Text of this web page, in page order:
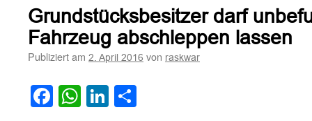
Grundstücksbesitzer darf
Fahrzeug abschleppen lassen
Publiziert am 2. April 2016 von raskwar
Facebook
WhatsApp
LinkedIn